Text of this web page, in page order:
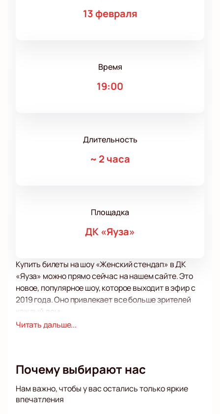
13 февраля
Время
19:00
Длительность
~ 2 часа
Площадка
ДК «Яуза»
Купить билеты на шоу «Женский стендап» в ДК
«Яуза» можно прямо сейчас на нашем сайте. Это
новое, популярное шоу, которое выходит в эфир с
2019 года. Оно привлекает все больше зрителей
каждый день.
Что делает его особенным? Все просто — только
стесняются об этом. Они откровенно
отношениях, и смешно шутят над этим. Они также
высмеивают стереотипы семейной жизни, которые
Читать дальше...
Почему выбирают нас
Нам важно, чтобы у вас остались только яркие
впечатления